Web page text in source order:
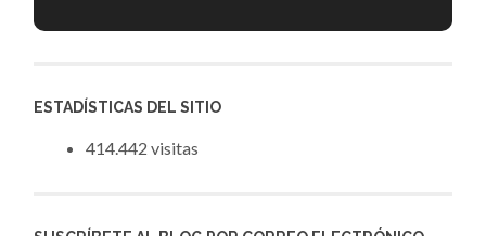
ESTADÍSTICAS DEL SITIO
414.442 visitas